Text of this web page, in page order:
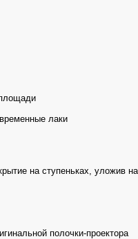
лаки
на ступеньках, уложив
полочки-проектора